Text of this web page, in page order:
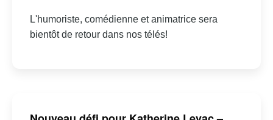
L'humoriste, comédienne et animatrice sera
bientôt de retour dans nos télés!